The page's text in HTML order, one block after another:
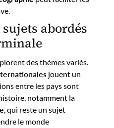
abordés
des thèmes variés.
jouent un
entre les pays sont
notamment la
, qui reste un sujet
le monde